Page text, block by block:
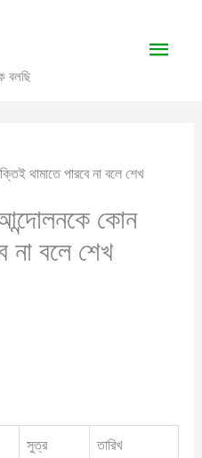
বলছি
Main
থামাতে পারবে না বলে শেখ
আন্দোলনকে কোন
না বলে শেখ
সুত্র তারিখ